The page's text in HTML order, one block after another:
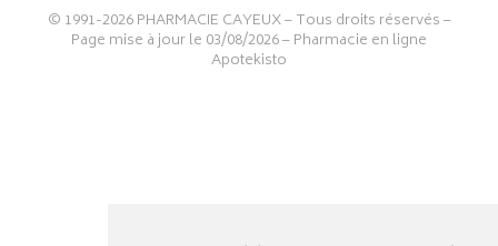
© 1991-2026PHARMACIE CAYEUX– Tous droits réservés –
Page mise à jour le 03/08/2026 –Pharmacie en ligne
Apotekisto